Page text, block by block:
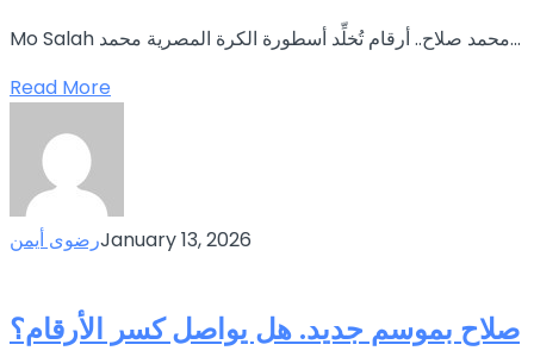
Mo Salah محمد صلاح.. أرقام تُخلِّد أسطورة الكرة المصرية محمد...
Read More
رضوى أيمنJanuary 13, 2026
صلاح بموسم جديد. هل يواصل كسر الأرقام؟